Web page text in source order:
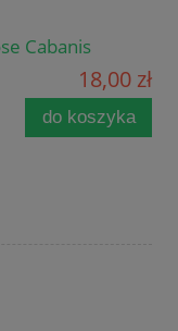
Cabanis
18,00 zł
do koszyka